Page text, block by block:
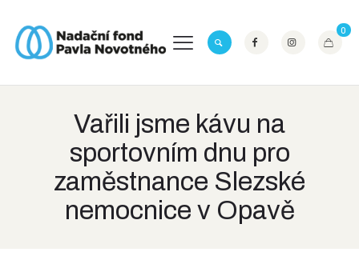
0
Vařili jsme kávu na
sportovním dnu pro
zaměstnance Slezské
nemocnice v Opavě